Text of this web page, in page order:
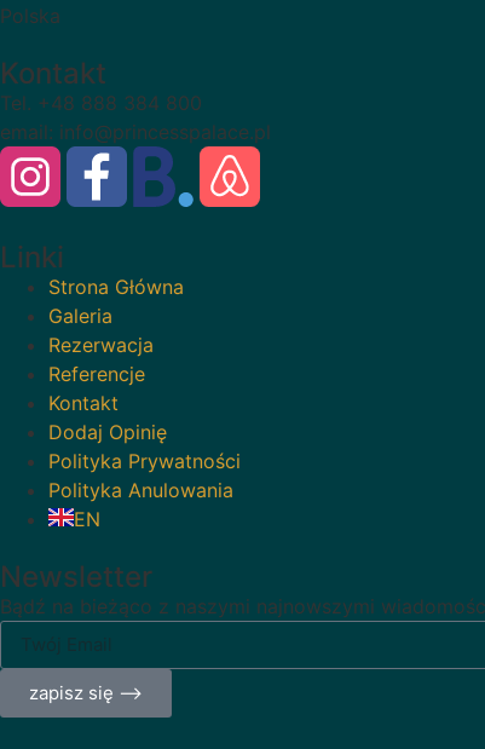
Polska
Kontakt
Tel. +48 888 384 800
email: info@princesspalace.pl
Linki
Strona Główna
Galeria
Rezerwacja
Referencje
Kontakt
Dodaj Opinię
Polityka Prywatności
Polityka Anulowania
EN
Newsletter
Bądź na bieżąco z naszymi najnowszymi
zapisz się ⟶